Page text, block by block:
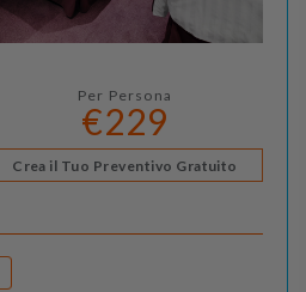
Per Persona
€229
Crea il Tuo Preventivo Gratuito